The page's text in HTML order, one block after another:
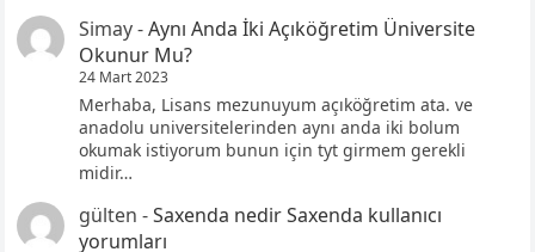
Simay-Aynı Anda İki Açıköğretim Üniversite
Okunur Mu?
24 Mart 2023
Merhaba, Lisans mezunuyum açıköğretim ata. ve
anadolu universitelerinden aynı anda iki bolum
okumak istiyorum bunun için tyt girmem gerekli
midir…
gülten -Saxenda nedir Saxenda kullanıcı
yorumları